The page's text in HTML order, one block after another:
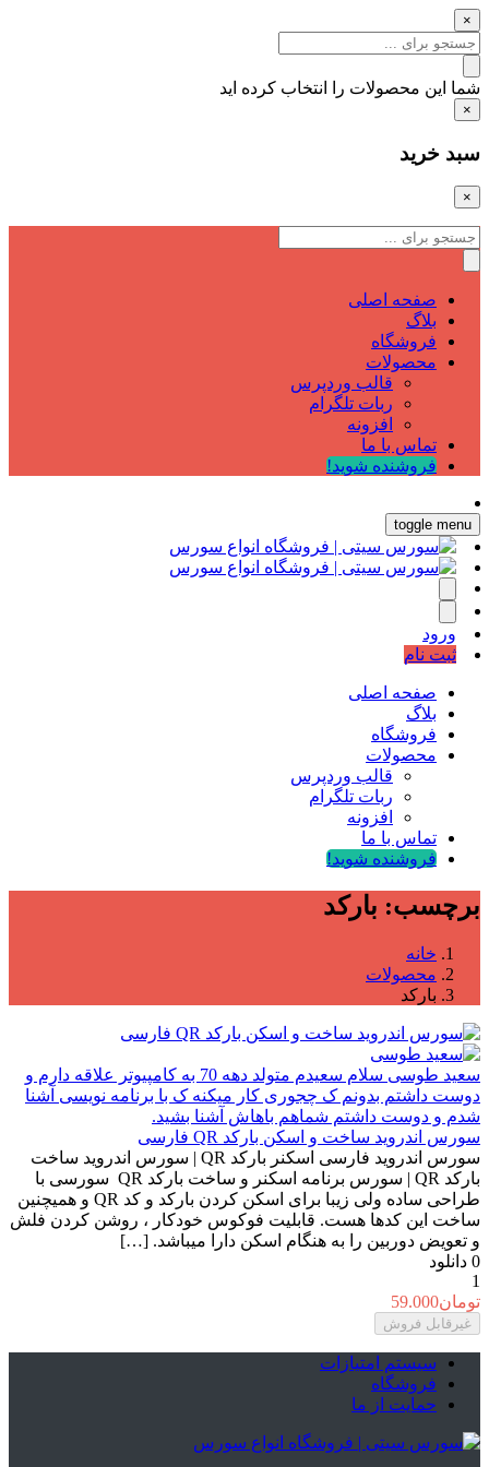
×
شما این محصولات را انتخاب کرده اید
×
سبد خرید
×
صفحه اصلی
بلاگ
فروشگاه
محصولات
قالب وردپرس
ربات تلگرام
افزونه
تماس با ما
فروشنده شوید!
toggle menu
ورود
ثبت نام
صفحه اصلی
بلاگ
فروشگاه
محصولات
قالب وردپرس
ربات تلگرام
افزونه
تماس با ما
فروشنده شوید!
برچسب: بارکد
خانه
محصولات
بارکد
سعید طوسی
سلام سعیدم متولد دهه 70 به کامپیوتر علاقه دارم و
دوست داشتم بدونم ک چجوری کار میکنه ک با برنامه نویسی آشنا
شدم و دوست داشتم شماهم باهاش آشنا بشید.
سورس اندروید ساخت و اسکن بارکد QR فارسی
سورس اندروید فارسی اسکنر بارکد QR | سورس اندروید ساخت
بارکد QR | سورس برنامه اسکنر و ساخت بارکد QR سورسی با
طراحی ساده ولی زیبا برای اسکن کردن بارکد و کد QR و همیچنین
ساخت این کدها هست. قابلیت فوکوس خودکار ، روشن کردن فلش
و تعویض دوربین را به هنگام اسکن دارا میباشد. […]
0 دانلود
1
تومان59.000
غیرقابل فروش
سیستم امتیازات
فروشگاه
حمایت از ما